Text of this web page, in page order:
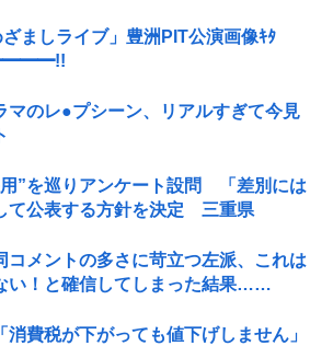
ましライブ」豊洲PIT公演画像ｷﾀ
マのレ●プシーン、リアルすぎて今見
”を巡りアンケート設問 「差別には
て公表する方針を決定 三重県
コメントの多さに苛立つ左派、これは
い！と確信してしまった結果……
費税が下がっても値下げしません」